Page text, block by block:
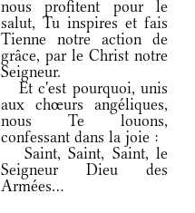
nous profitent pour le
salut, Tu inspires et fais
Tienne notre action de
grâce, par le Christ notre
Seigneur.
Et c'est pourquoi, unis
aux chœurs angéliques,
nous Te louons,
confessant dans la joie :
Saint, Saint, Saint, le
Seigneur Dieu des
Armées...